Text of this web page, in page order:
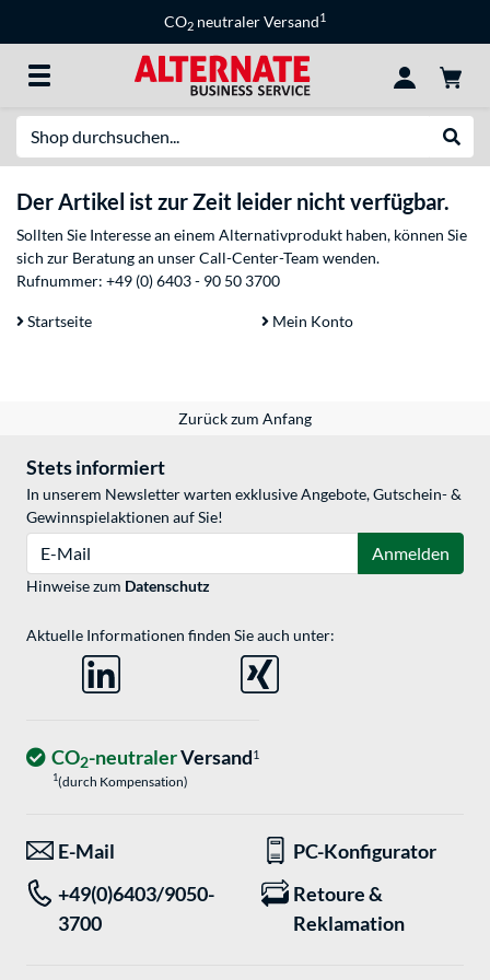
CO2 neutraler Versand1
Der Artikel ist zur Zeit leider nicht verfügbar.
Sollten Sie Interesse an einem Alternativprodukt haben, können Sie
sich zur Beratung an unser Call-Center-Team wenden.
Rufnummer: +49 (0) 6403 - 90 50 3700
Startseite Mein Konto
Zurück zum Anfang
Stets informiert
In unserem Newsletter warten exklusive Angebote, Gutschein- &
Gewinnspielaktionen auf Sie!
Anmelden
Hinweise zum Datenschutz
Aktuelle Informationen finden Sie auch unter:
CO2-neutralerVersand1
1(durch Kompensation)
E-Mail
PC-Konfigurator
+49(0)6403/9050-
3700
Retoure &
Reklamation